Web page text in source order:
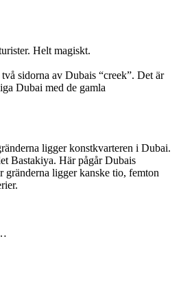
Helt magiskt.
sidorna av Dubais “creek”. Det är
Dubai med de gamla
ligger konstkvarteren i Dubai.
Bastakiya. Här pågår Dubais
gränderna ligger kanske tio, femton